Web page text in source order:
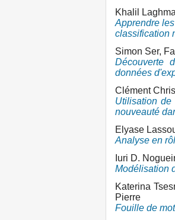
Khalil
Apprendre
classification
Simon Ser,
Découverte
données
Clément
Utilisation
nouveauté
Elyase
Analyse en
Iuri D.
Modélisation
Katerina
Pierre
Fouille de